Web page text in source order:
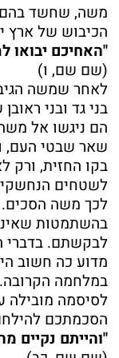
משה, שחשד
הכיבוש של ארץ
"האחיכם
(שם שם, ו)
לאחר שמשה
בני גד ובני
הם ניגשו אל
שאר שבטי העם,
בקו החזית, ורק
לשטחים
לכך משה
בהשתמטות
לבקשתם.
מדוע כה חשוב
במלחמה
לסיסמה מובילה
הסכמתכם
"והייתם נקיים